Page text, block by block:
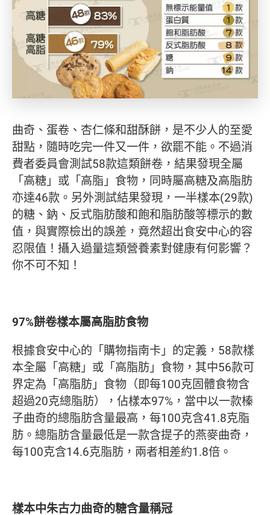
曲奇、蛋卷、杏仁條和甜酥餅，是不少人的至愛
甜點，隨時吃完一件又一件，欲罷不能。不過消
費者委員會測試58款這類餅卷，結果發現全屬
「高糖」或「高脂」食物，同時屬高糖及高脂肪
亦達46款。另外測試結果發現，一半樣本(29款)
的糖、鈉、反式脂肪酸和飽和脂肪酸等標示的數
值，與實際檢出的誤差，竟然超出食安中心的容
忍限值！攝入過量這類營養素對健康有何影響？
你不可不知！
97%餅卷樣本屬高脂肪食物
根據食安中心的「購物指南卡」的定義，58款樣
本全屬「高糖」或「高脂肪」食物，其中56款可
界定為「高脂肪」食物（即每100克固體食物含
超過20克總脂肪），佔樣本97%，當中以一款榛
子曲奇的總脂肪含量最高，每100克含41.8克脂
肪。總脂肪含量最低是一款含提子的燕麥曲奇，
每100克含14.6克脂肪，兩者相差約1.8倍。
樣本中朱古力曲奇的糖含量稱冠